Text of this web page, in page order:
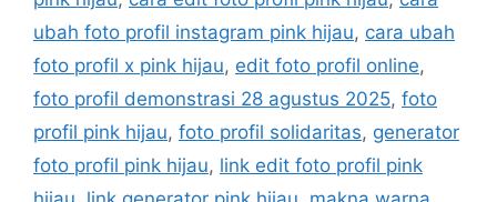
g
o
r
i
s
s
ubah foto profil instagram pink hijau, cara ubah
foto profil x pink hijau, edit foto profil online,
foto profil demonstrasi 28 agustus 2025, foto
profil pink hijau, foto profil solidaritas, generator
foto profil pink hijau, link edit foto profil pink